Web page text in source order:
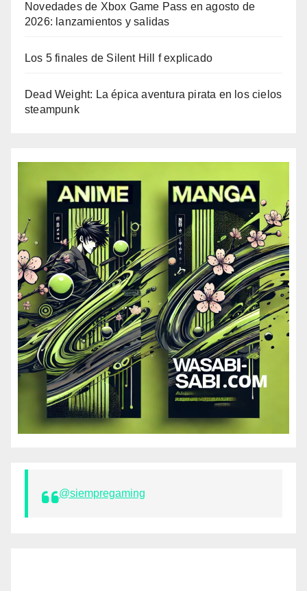
Novedades de Xbox Game Pass en agosto de
2026: lanzamientos y salidas
Los 5 finales de Silent Hill f explicado
Dead Weight: La épica aventura pirata en los cielos
steampunk
@siempregaming